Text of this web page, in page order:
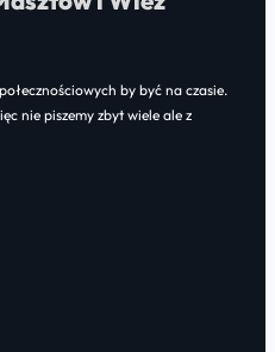
by być na czasie.
nie piszemy zbyt wiele ale z